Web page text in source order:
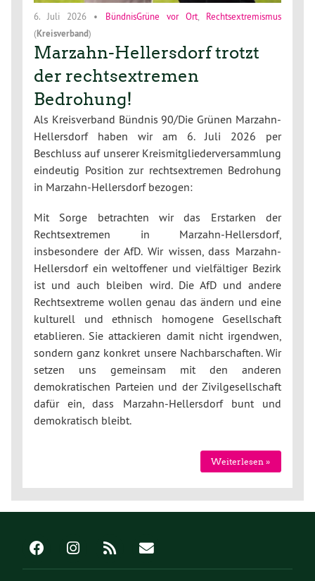
6. Juli 2026 • BündnisGrüne vor Ort, Rechtsextremismus
(Kreisverband)
Marzahn-Hellersdorf trotzt
der rechtsextremen
Bedrohung!
Als Kreisverband Bündnis 90/Die Grünen Marzahn-
Hellersdorf haben wir am 6. Juli 2026 per
Beschluss auf unserer Kreismitgliederversammlung
eindeutig Position zur rechtsextremen Bedrohung
in Marzahn-Hellersdorf bezogen:
Mit Sorge betrachten wir das Erstarken der
Rechtsextremen in Marzahn-Hellersdorf,
insbesondere der AfD. Wir wissen, dass Marzahn-
Hellersdorf ein weltoffener und vielfältiger Bezirk
ist und auch bleiben wird. Die AfD und andere
Rechtsextreme wollen genau das ändern und eine
kulturell und ethnisch homogene Gesellschaft
etablieren. Sie attackieren damit nicht irgendwen,
sondern ganz konkret unsere Nachbarschaften. Wir
setzen uns gemeinsam mit den anderen
demokratischen Parteien und der Zivilgesellschaft
dafür ein, dass Marzahn-Hellersdorf bunt und
demokratisch bleibt.
Weiterlesen »